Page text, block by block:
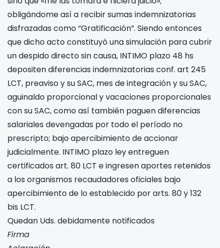
obligándome así a recibir sumas indemnizatorias
disfrazadas como “Gratificación”. Siendo entonces
que dicho acto constituyó una simulación para cubrir
un despido directo sin causa, INTIMO plazo 48 hs
depositen diferencias indemnizatorias conf. art 245
LCT, preaviso y su SAC, mes de integración y su SAC,
aguinaldo proporcional y vacaciones proporcionales
con su SAC, como así también paguen diferencias
salariales devengadas por todo el período no
prescripto; bajo apercibimiento de accionar
judicialmente. INTIMO plazo ley entreguen
certificados art. 80 LCT e ingresen aportes retenidos
a los organismos recaudadores oficiales bajo
apercibimiento de lo establecido por arts. 80 y 132
bis LCT.
Quedan Uds. debidamente notificados
Firma